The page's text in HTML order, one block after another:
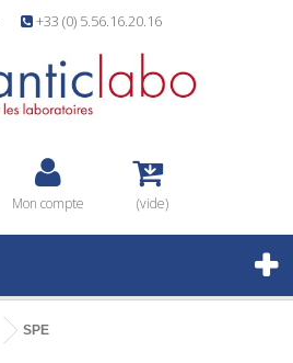
+33 (0) 5.56.16.20.16
Mon compte (vide)
SPE